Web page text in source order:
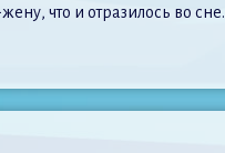
что и отразилось во сне.